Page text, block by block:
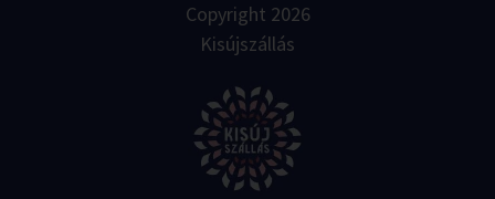
Copyright 2026
Kisújszállás